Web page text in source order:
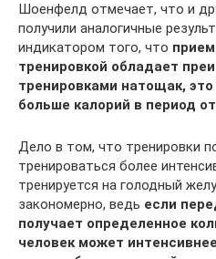
Шоенфелд отмечает, что и
получили аналогичные
индикатором того, что
тренировкой обладает
тренировками натощак,
больше калорий в период
Дело в том, что тренировки
тренироваться более
тренируется на голодный
закономерно, ведь если
получает определенное
человек может